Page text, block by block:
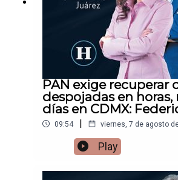
PAN exige recuperar
despojadas en horas,
días en CDMX:
09:54 | viernes, 7 de agosto
Play